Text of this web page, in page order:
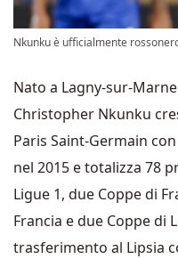
Nkunku è ufficialmente
Nato a Lagny-sur-
Christopher Nkunku
Paris Saint-Germain
nel 2015 e totalizza 78
Ligue 1, due Coppe di
Francia e due Coppe di
trasferimento al Lipsia